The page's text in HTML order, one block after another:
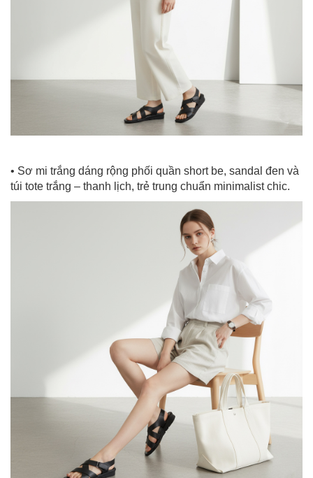
• Sơ mi trắng dáng rộng phối quần short be, sandal đen và
túi tote trắng – thanh lịch, trẻ trung chuẩn minimalist chic.